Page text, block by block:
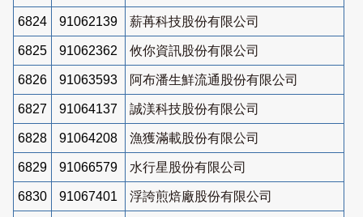
6824 91062139 薪苒科技股份有限公司
6825 91062362 攸你資訊股份有限公司
6826 91063593 阿布潘生鮮流通股份有限公司
6827 91064137 誠渼科技股份有限公司
6828 91064208 漁獲滿載股份有限公司
6829 91066579 水行星股份有限公司
6830 91067401 浮誇煎焙廠股份有限公司